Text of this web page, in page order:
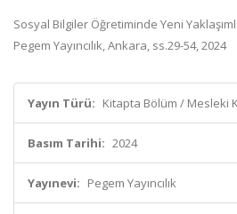
Sosyal Bilgiler Öğretiminde Yeni
Pegem Yayıncılık, Ankara, ss.29-54, 2024
Yayın Türü: Kitapta Bölüm / Mesleki
Basım Tarihi: 2024
Yayınevi: Pegem Yayıncılık